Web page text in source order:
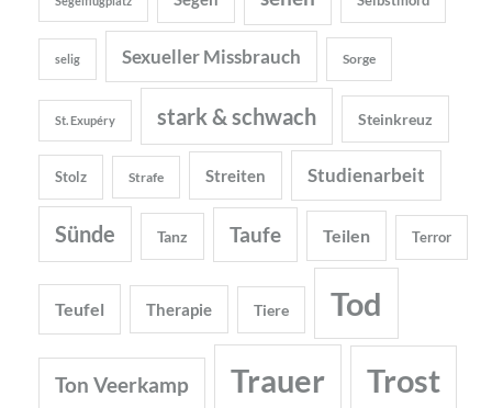
selig Sexueller Missbrauch Sorge
St. Exupéry stark & schwach Steinkreuz
Stolz Strafe Streiten Studienarbeit
Sünde Tanz Taufe Teilen Terror
Teufel Therapie Tiere Tod
Ton Veerkamp Trauer Trost